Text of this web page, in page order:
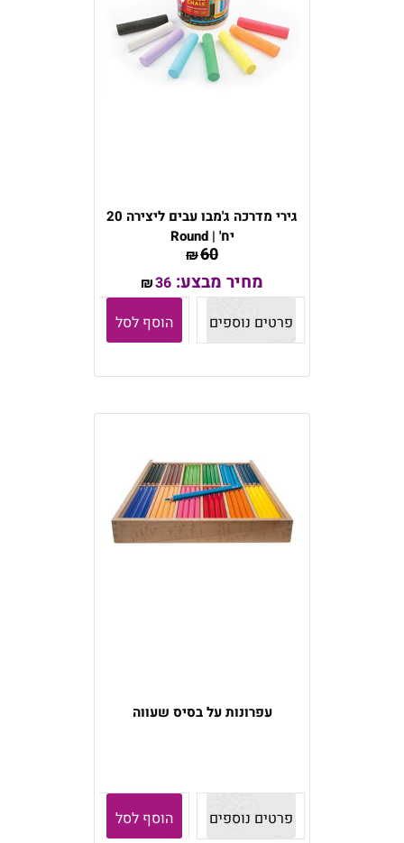
גירי מדרכה ג'מבו עבים ליצירה 20
יח' | Round
₪60
מחיר מבצע: ₪36
פרטים נוספים
הוסף לסל
עפרונות על בסיס שעווה
פרטים נוספים הוסף לסל